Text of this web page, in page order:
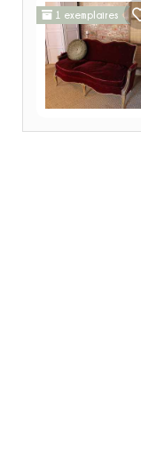
1 exemplaires